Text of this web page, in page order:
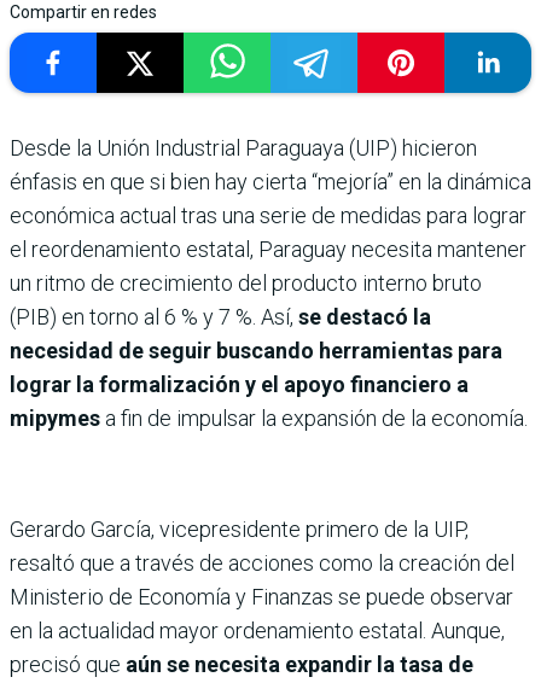
Compartir en redes
Desde la Unión Industrial Paraguaya (UIP) hicieron
énfasis en que si bien hay cierta “mejoría” en la dinámica
económica actual tras una serie de medidas para lograr
el reordenamiento estatal, Paraguay necesita mantener
un ritmo de crecimiento del producto interno bruto
(PIB) en torno al 6 % y 7 %. Así, se destacó la
necesidad de seguir buscando herramientas para
lograr la formalización y el apoyo financiero a
mipymes a fin de impulsar la expansión de la economía.
Gerardo García, vicepresidente primero de la UIP,
resaltó que a través de acciones como la creación del
Ministerio de Economía y Finanzas se puede observar
en la actualidad mayor ordenamiento estatal. Aunque,
precisó que aún se necesita expandir la tasa de